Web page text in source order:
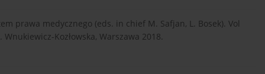
prawa medycznego (eds. in chief M. Safjan, L. Bosek). Vol
Kozłowska, Warszawa 2018.